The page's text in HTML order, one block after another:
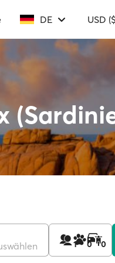
DE USD
1 0 0